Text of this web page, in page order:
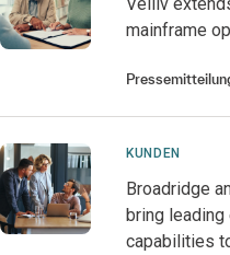
mainframe
KUNDEN
Broadridge
bring leading
capabilities